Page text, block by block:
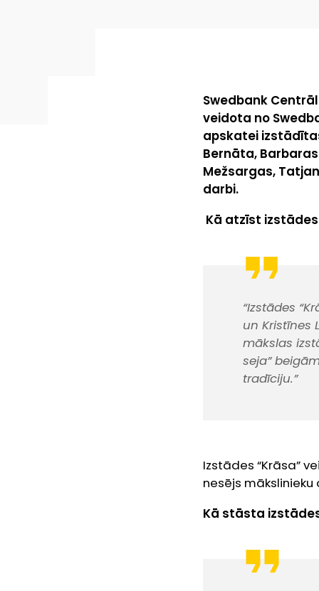
Swedbank
veidota no
apskatei
Bernāta,
Mežsargas,
darbi.
Kā atzīst
“Izstādes
un Kristīnes
mākslas
seja”
tradīciju.”
Izstādes “Krāsa”
nesējs mākslinieku
Kā stāsta